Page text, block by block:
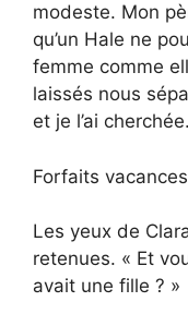
modeste. Mon
qu’un Hale ne
femme comme
laissés nous
et je l’ai
Forfaits
Les yeux de
retenues. « Et
avait une fille ? »